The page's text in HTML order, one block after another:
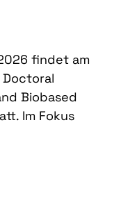
findet am
Doctoral
Biobased
Im Fokus